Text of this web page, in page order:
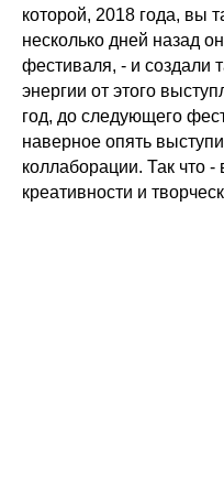
которой, 2018 года, вы
несколько дней назад
фестиваля, - и создали
энергии от этого
год, до следующего
наверное опять
коллаборации. Так что -
креативности и